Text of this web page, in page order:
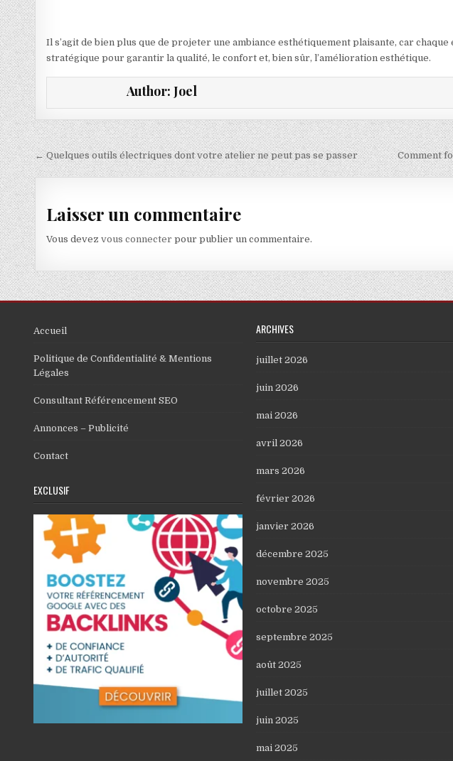
Il s’agit de bien plus que de projeter une ambiance esthétiquement plaisante, car
stratégique pour garantir la qualité, le confort et, bien sûr, l’amélioration esthétique.
Author: Joel
Navigation de l’article
← Quelques outils électriques dont votre atelier ne peut pas se passer Comment
Laisser un commentaire
Vous devezvous connecter pour publier un commentaire.
Accueil
Politique de Confidentialité & Mentions
Légales
Consultant Référencement SEO
Annonces – Publicité
Contact
EXCLUSIF
ARCHIVES
juillet 2026
juin 2026
mai 2026
avril 2026
mars 2026
février 2026
janvier 2026
décembre 2025
novembre 2025
octobre 2025
septembre 2025
août 2025
juillet 2025
juin 2025
mai 2025